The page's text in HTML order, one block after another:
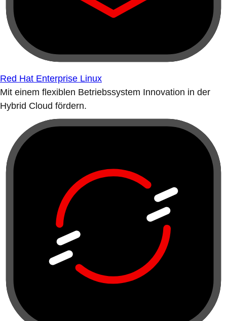
Red Hat Enterprise Linux
Mit einem flexiblen Betriebssystem Innovation in der
Hybrid Cloud fördern.